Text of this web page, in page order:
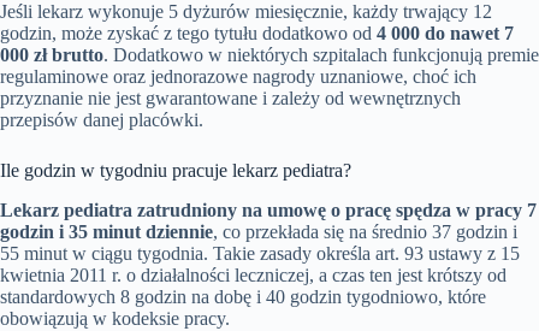
Jeśli lekarz wykonuje 5 dyżurów miesięcznie, każdy trwający 12
godzin, może zyskać z tego tytułu dodatkowo od 4 000 do nawet 7
000 zł brutto. Dodatkowo w niektórych szpitalach funkcjonują premie
regulaminowe oraz jednorazowe nagrody uznaniowe, choć ich
przyznanie nie jest gwarantowane i zależy od wewnętrznych
przepisów danej placówki.
Ile godzin w tygodniu pracuje lekarz pediatra?
Lekarz pediatra zatrudniony na umowę o pracę spędza w pracy 7
godzin i 35 minut dziennie, co przekłada się na średnio 37 godzin i
55 minut w ciągu tygodnia. Takie zasady określa art. 93 ustawy z 15
kwietnia 2011 r. o działalności leczniczej, a czas ten jest krótszy od
standardowych 8 godzin na dobę i 40 godzin tygodniowo, które
obowiązują w kodeksie pracy.